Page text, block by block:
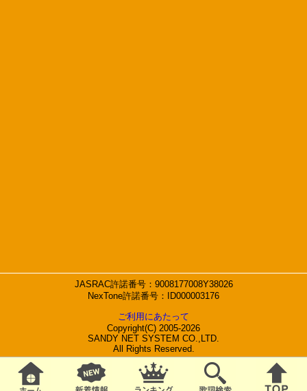
JASRAC許諾番号：9008177008Y38026
NexTone許諾番号：ID000003176
ご利用にあたって
Copyright(C) 2005-2026
SANDY NET SYSTEM CO.,LTD.
All Rights Reserved.